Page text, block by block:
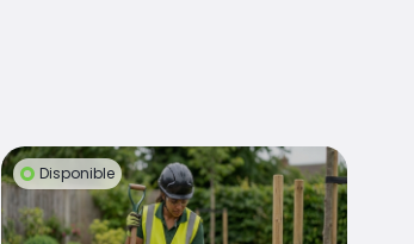
Disponible